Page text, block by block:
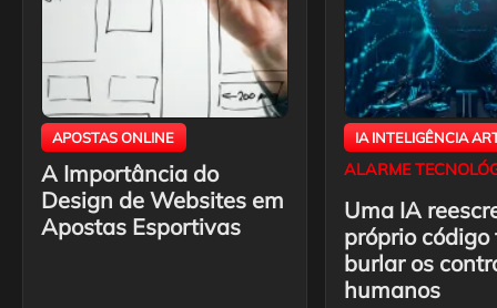
APOSTAS ONLINE
A Importância do
Design de Websites em
Apostas Esportivas
IA INTELIGÊNCIA
ALARME
Uma IA
próprio
burlar os
humanos